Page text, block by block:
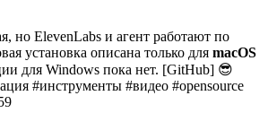
но ElevenLabs и агент работают по
установка описана только для macOS
для Windows пока нет. [GitHub] 😎
#инструменты #видео #opensource